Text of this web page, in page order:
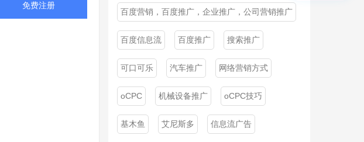
免费注册
百度营销，百度推广，企业推广，公司营销推广
百度信息流 百度推广 搜索推广
可口可乐 汽车推广 网络营销方式
oCPC 机械设备推广 oCPC技巧
基木鱼 艾尼斯多 信息流广告